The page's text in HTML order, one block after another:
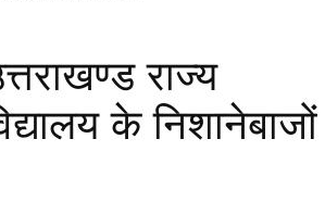
राज्य
के निशानेबाजों